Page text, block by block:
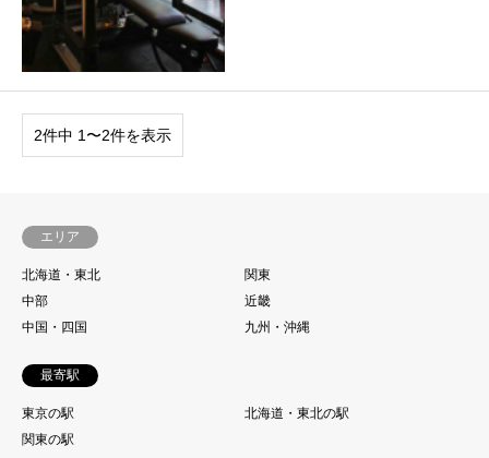
2件中 1〜2件を表示
エリア
北海道・東北
関東
中部
近畿
中国・四国
九州・沖縄
最寄駅
東京の駅
北海道・東北の駅
関東の駅